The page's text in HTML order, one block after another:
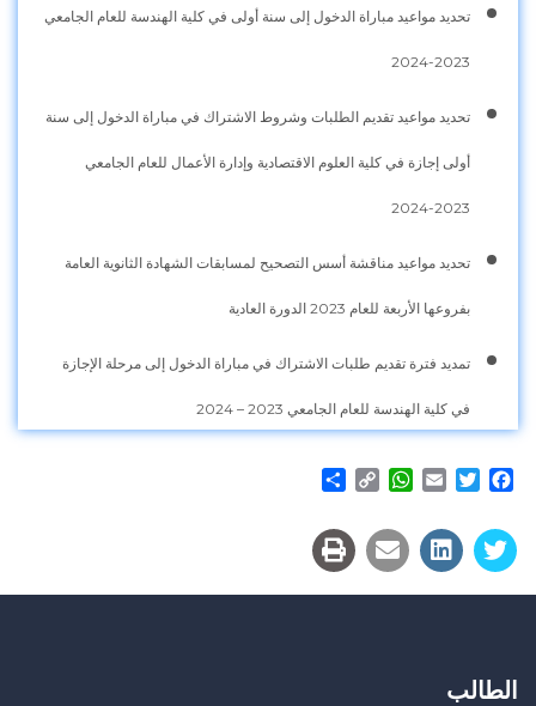
تحديد مواعيد مباراة الدخول إلى سنة أولى في كلية الهندسة للعام الجامعي
2023-2024
تحديد مواعيد تقديم الطلبات وشروط الاشتراك في مباراة الدخول إلى سنة
أولى إجازة في كلية العلوم الاقتصادية وإدارة الأعمال للعام الجامعي
2023-2024
تحديد مواعيد مناقشة أسس التصحيح لمسابقات الشهادة الثانوية العامة
بفروعها الأربعة للعام 2023 الدورة العادية
تمديد فترة تقديم طلبات الاشتراك في مباراة الدخول إلى مرحلة الإجازة
في كلية الهندسة للعام الجامعي 2023 – 2024
Facebook
Twitter
Email
WhatsApp
Copy
الطالب